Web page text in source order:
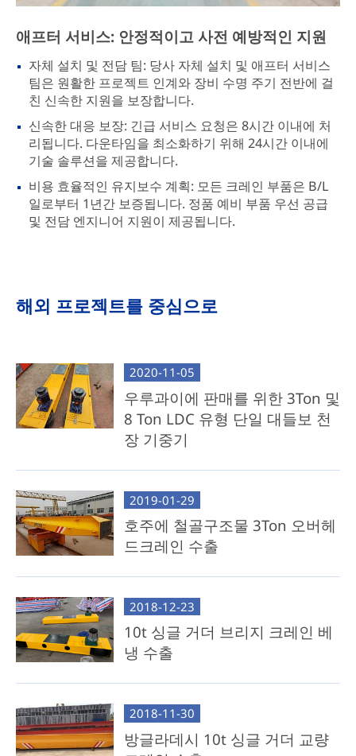
애프터 서비스: 안정적이고 사전 예방적인 지원
자체 설치 및 전담 팀: 당사 자체 설치 및 애프터 서비스
팀은 원활한 프로젝트 인계와 장비 수명 주기 전반에 걸
친 신속한 지원을 보장합니다.
신속한 대응 보장: 긴급 서비스 요청은 8시간 이내에 처
리됩니다. 다운타임을 최소화하기 위해 24시간 이내에
기술 솔루션을 제공합니다.
비용 효율적인 유지보수 계획: 모든 크레인 부품은 B/L
일로부터 1년간 보증됩니다. 정품 예비 부품 우선 공급
및 전담 엔지니어 지원이 제공됩니다.
해외 프로젝트를 중심으로
2020-11-05
우루과이에 판매를 위한 3Ton 및
8 Ton LDC 유형 단일 대들보 천
장 기중기
2019-01-29
호주에 철골구조물 3Ton 오버헤
드크레인 수출
2018-12-23
10t 싱글 거더 브리지 크레인 베
냉 수출
2018-11-30
방글라데시 10t 싱글 거더 교량